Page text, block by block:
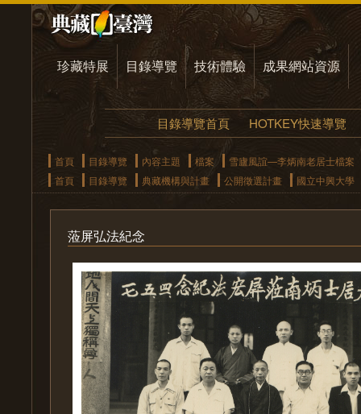
珍藏特展 目錄導覽 技術體驗 成果網站資源
目錄導覽首頁 HOTKEY快速導覽
首頁 目錄導覽 內容主題 檔案
雪廬風誼—李炳南老居士檔案
首頁
目錄導覽 典藏機構與計畫 公開徵選計畫 國立中興大學
蒞屏弘法紀念